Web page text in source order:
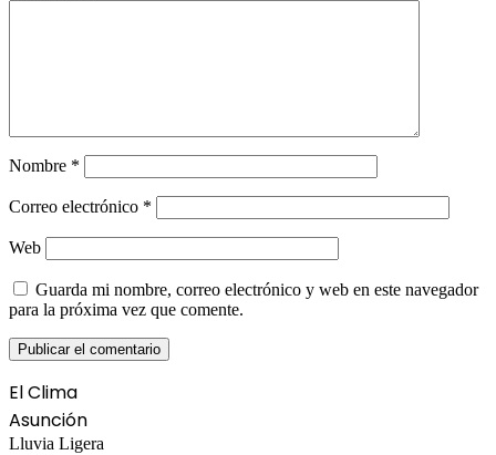
Nombre *
Correo electrónico *
Web
Guarda mi nombre, correo electrónico y web en este navegador
para la próxima vez que comente.
El Clima
Asunción
Lluvia Ligera